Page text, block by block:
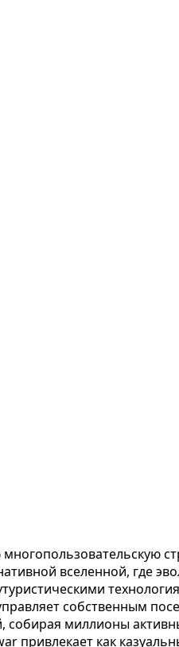
вселенной, где
собственным
миллионы
привлекает как